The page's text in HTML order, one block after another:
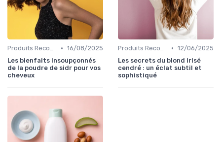
Produits Recommandés • 16/08/2025
Les bienfaits insoupçonnés
de la poudre de sidr pour vos
cheveux
Produits Recommandés • 12/06/2025
Les secrets du blond irisé
cendré : un éclat subtil et
sophistiqué